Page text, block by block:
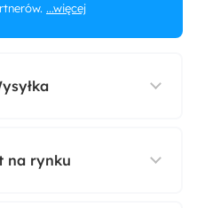
...więcej
na rynku